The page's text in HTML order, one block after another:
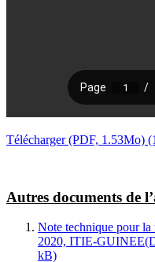
Télécharger (PDF, 1.53Mo)
Autres documents de
Note technique pour
2020, ITIE-